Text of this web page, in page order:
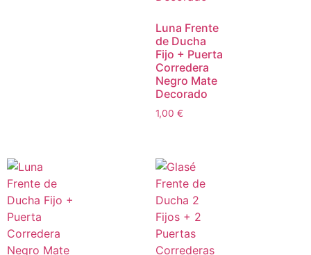
Luna Frente
de Ducha
Fijo + Puerta
Corredera
Negro Mate
Decorado
1,00 €